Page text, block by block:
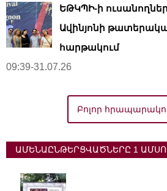
ԵԹԿՊԻ-ի
Ավինյոնի
հարթակում
09:39-31.07.26
Բոլոր
ԱՄԵՆԱԸՆԹԵՐՑՎԱԾՆԵՐԸ 1